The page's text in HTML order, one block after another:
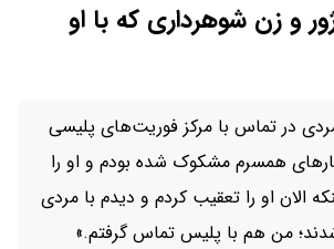
و زن شوهرداری که با او
سال ۱۴۰۴ مردی در تماس با مرکز فوریت‌های پلیسی
همسرم مشکوک شده بودم و او را
الان او را تعقیب کردم و دیدم با مردی
شدند؛ من هم با پلیس تماس گرفتم.»